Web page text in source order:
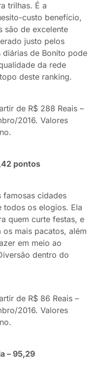
trilhas. É a
custo benefício,
são de excelente
justo pelos
de Bonito pode
da rede
deste ranking.
de R$ 288 Reais –
2016. Valores
pontos
famosas cidades
todos os elogios. Ela
quem curte festas, e
mais pacatos, além
em meio ao
dentro do
de R$ 86 Reais –
2016. Valores
– 95,29